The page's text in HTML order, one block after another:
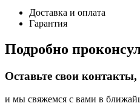
Доставка и оплата
Гарантия
Подробно
Оставьте свои контакты,
и мы свяжемся с вами в